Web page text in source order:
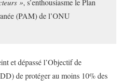
», s’enthousiasme le Plan
(PAM) de l’ONU
et dépassé l’Objectif de
de protéger au moins 10% des